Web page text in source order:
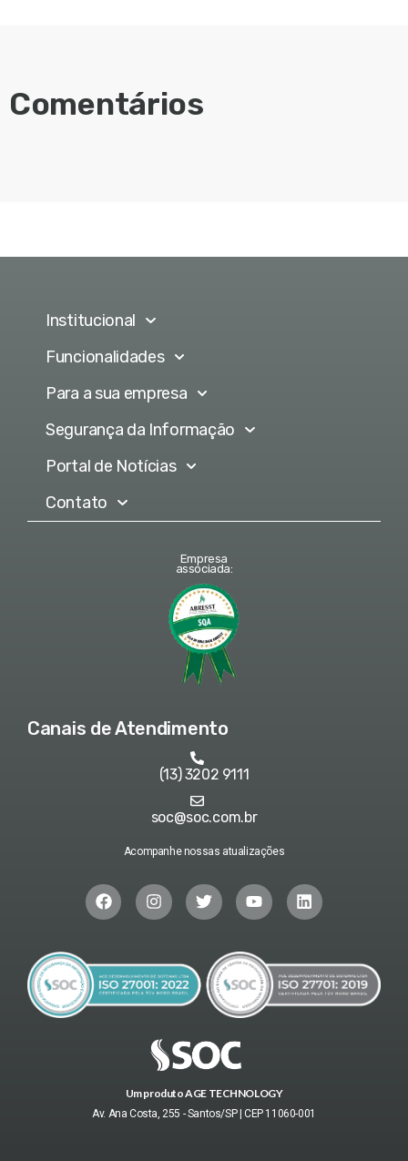
Comentários
Institucional
Funcionalidades
Para a sua empresa
Segurança da Informação
Portal de Notícias
Contato
Empresa
associada:
Canais de Atendimento
(13) 3202 9111
soc@soc.com.br
Acompanhe nossas atualizações
Um produto AGE TECHNOLOGY
Av. Ana Costa, 255 - Santos/SP | CEP 11060-001